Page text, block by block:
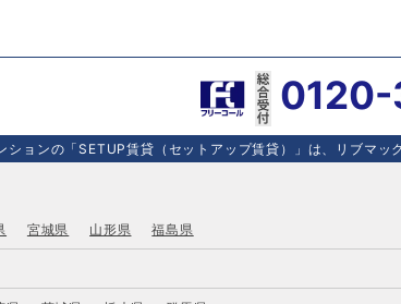
ションの「SETUP賃貸（セットアップ賃貸）」は、リブマ
宮城県 山形県 福島県